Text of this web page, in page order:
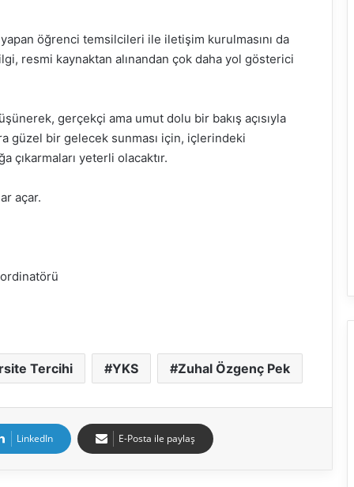
öğrenci temsilcileri ile iletişim kurulmasını da
resmi kaynaktan alınandan çok daha yol gösterici
gerçekçi ama umut dolu bir bakış açısıyla
güzel bir gelecek sunması için, içlerindeki
çıkarmaları yeterli olacaktır.
açar.
Tercihi YKS Zuhal Özgenç Pek
LinkedIn E-Posta ile paylaş